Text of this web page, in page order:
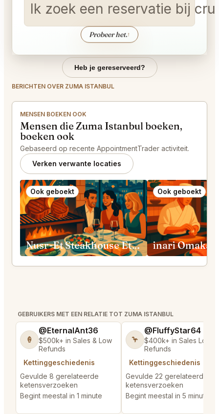
Ik zoek een reservatie bij
Probeer het.↑
Heb je gereserveerd?
BERICHTEN OVER ZUMA ISTANBUL
MENSEN BOEKEN OOK
Mensen die Zuma Istanbul boeken,
boeken ook
Gebaseerd op recente AppointmentTrader activiteit.
Verken verwante locaties
Ook geboekt
Nusr-Et Steakhouse Etiler
Ook geboekt
inari
GEBRUIKERS MET EEN RELATIE TOT ZUMA ISTANBUL
🍦
@EternalAnt36
$500k+ in Sales & Low
Refunds
Kettinggeschiedenis
Gevulde 8 gerelateerde
ketensverzoeken
Begint meestal in 1 minute
🦩
@FluffyStar64
$400k+ in Sales Low
Refunds
Kettinggeschiedenis
Gevulde 22 gerelateerde
ketensverzoeken
Begint meestal in 5 minutes